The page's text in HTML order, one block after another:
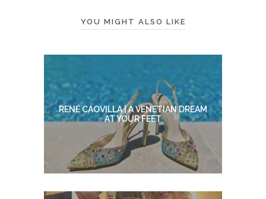
YOU MIGHT ALSO LIKE
RENÉ CAOVILLA | A VENETIAN DREAM
AT YOUR FEET